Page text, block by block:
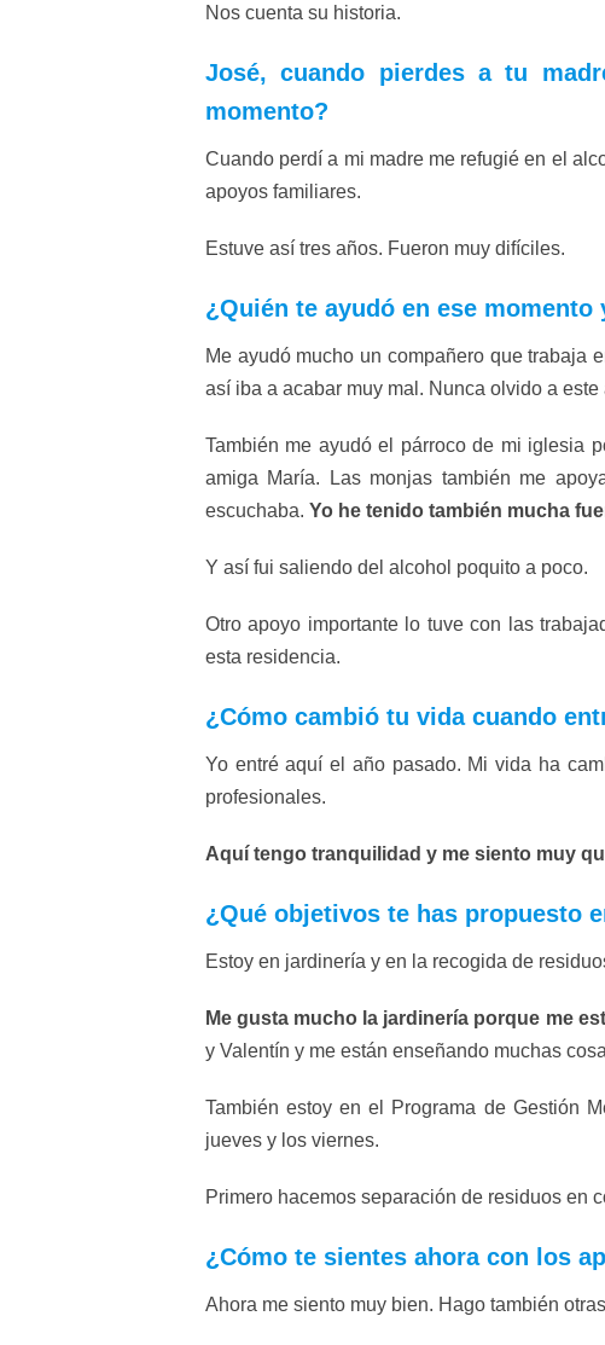
Nos cuenta su historia.
José, cuando pierdes a tu
momento?
Cuando perdí a mi madre me refugié en el
apoyos familiares.
Estuve así tres años. Fueron muy difíciles.
¿Quién te ayudó en ese momento
Me ayudó mucho un compañero que trabaja
así iba a acabar muy mal. Nunca olvido a
También me ayudó el párroco de mi iglesia
amiga María. Las monjas también me
escuchaba. Yo he tenido también mucha
Y así fui saliendo del alcohol poquito a poco.
Otro apoyo importante lo tuve con las
esta residencia.
¿Cómo cambió tu vida cuando
Yo entré aquí el año pasado. Mi vida ha
profesionales.
Aquí tengo tranquilidad y me siento muy
¿Qué objetivos te has propuesto
Estoy en jardinería y en la recogida de
Me gusta mucho la jardinería porque me
y Valentín y me están enseñando muchas
También estoy en el Programa de Gestión
jueves y los viernes.
Primero hacemos separación de residuos en
¿Cómo te sientes ahora con los
Ahora me siento muy bien. Hago también